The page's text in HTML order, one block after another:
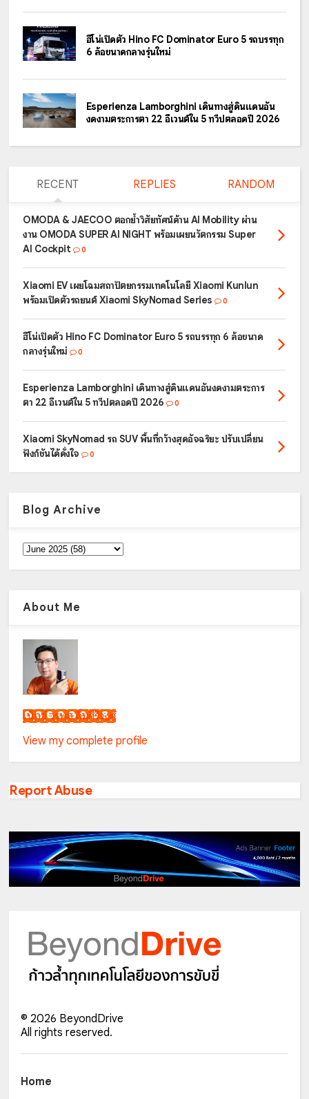
ฮีโน่เปิดตัว Hino FC Dominator Euro 5 รถบรรทุก
6 ล้อขนาดกลางรุ่นใหม่
Esperienza Lamborghini เดินทางสู่ดินแดนอัน
งดงามตระการตา 22 อีเวนต์ใน 5 ทวีปตลอดปี 2026
RECENT REPLIES RANDOM
OMODA & JAECOO ตอกย้ำวิสัยทัศน์ด้าน AI Mobility ผ่าน
งาน OMODA SUPER AI NIGHT พร้อมเผยนวัตกรรม Super
AI Cockpit
0
Xiaomi EV เผยโฉมสถาปัตยกรรมเทคโนโลยี Xiaomi Kunlun
พร้อมเปิดตัวรถยนต์ Xiaomi SkyNomad Series
0
ฮีโน่เปิดตัว Hino FC Dominator Euro 5 รถบรรทุก 6 ล้อขนาด
กลางรุ่นใหม่
0
Esperienza Lamborghini เดินทางสู่ดินแดนอันงดงามตระการ
ตา 22 อีเวนต์ใน 5 ทวีปตลอดปี 2026
0
Xiaomi SkyNomad รถ SUV พื้นที่กว้างสุดอัจฉริยะ ปรับเปลี่ยน
ฟังก์ชันได้ดั่งใจ
0
Blog Archive
About Me
เน็กซ์ วรพล ลิ่มศิริวงศ์
View my complete profile
Report Abuse
© 2026 BeyondDrive
All rights reserved.
Home